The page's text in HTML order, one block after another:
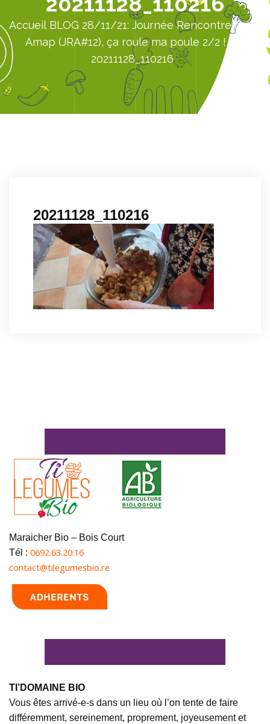
Accueil BLOG 28/11/21: Journée Rencontre de l’
Amap (JRA#12), ça roule ma poule 2/2 !
20211128_110216
20211128_110216
Maraicher Bio – Bois Court
Tél : 0692.63.20.16
contact@tilegumesbio.re
TI’DOMAINE BIO
Vous êtes arrivé-e-s dans un lieu où l’on tente de faire
différemment, sereinement, proprement, joyeusement et